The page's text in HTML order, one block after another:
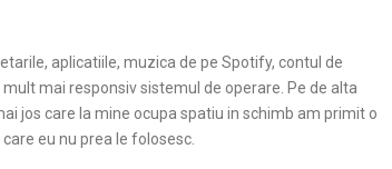
aplicatiile, muzica de pe Spotify, contul de
mai responsiv sistemul de operare. Pe de alta
jos care la mine ocupa spatiu in schimb am primit o
eu nu prea le folosesc.